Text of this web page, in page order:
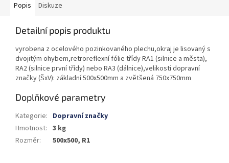
Popis Diskuze
Detailní popis produktu
vyrobena z ocelového pozinkovaného plechu,okraj je lisovaný s
dvojitým ohybem,retroreflexní fólie třídy RA1 (silnice a města),
RA2 (silnice první třídy) nebo RA3 (dálnice),velikosti dopravní
značky (ŠxV): základní 500x500mm a zvětšená 750x750mm
Doplňkové parametry
Kategorie: Dopravní značky
Hmotnost: 3 kg
Rozměr: 500x500, R1